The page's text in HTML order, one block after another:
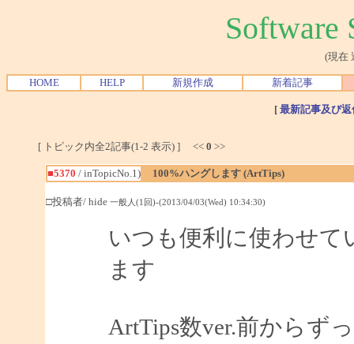
Software
(現在
HOME HELP 新規作成 新着記事
[ 最新記事及び
[ トピック内全2記事(1-2 表示) ] << 0 >>
■5370 / inTopicNo.1) 100%ハングします (ArtTips)
□投稿者/ hide 一般人(1回)-(2013/04/03(Wed) 10:34:30)
いつも便利に使わせ
ます
ArtTips数ver.前からず